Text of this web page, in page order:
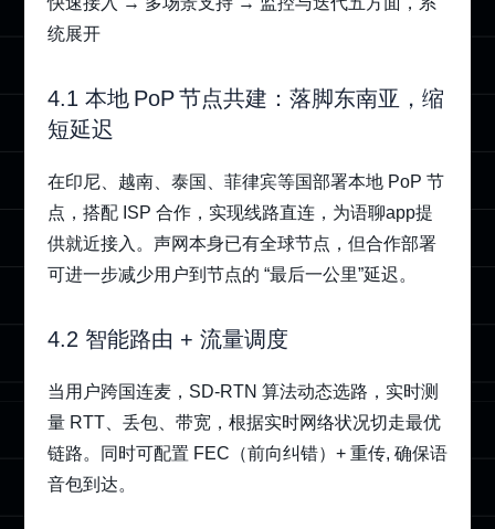
统展开
4.1 本地 PoP 节点共建：落脚东南亚，缩
短延迟
在印尼、越南、泰国、菲律宾等国部署本地 PoP 节
点，搭配 ISP 合作，实现线路直连，为语聊app提
供就近接入。声网本身已有全球节点，但合作部署
可进一步减少用户到节点的 “最后一公里”延迟。
4.2 智能路由 + 流量调度
当用户跨国连麦，SD‑RTN 算法动态选路，实时测
量 RTT、丢包、带宽，根据实时网络状况切走最优
链路。同时可配置 FEC（前向纠错）+ 重传, 确保语
音包到达。